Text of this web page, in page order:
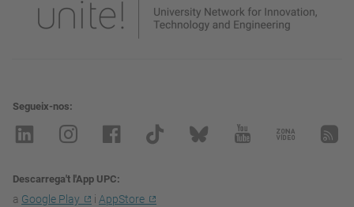
Segueix-nos
Descarrega't l'App UPC
a Google Play i AppStore